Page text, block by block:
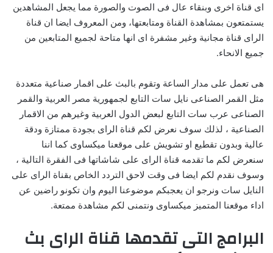
اى قناة اخرى وبنقاء عال فى الصوت والصورة مما يجعل المشاهدين
يستمتعون بمشاهدة القناة ومتابعتها، ومن المعروف ايضا ان قناة
الراى قناة مجانية وغير مشفرة اى انها متاحة لجميع المتابعين من
جميع الانحاء.
هى تعمل على مدار الساعة وتقوم بالبث على اقمار صناعية متعددة
مثل القمر الصناعى نايل سات التابع لجمهورية مصر العربية والقمر
الصناعى عرب سات التابع لبعض الدول العربية وغيرهم من الاقمار
الصناعية ، لذلك سوف نعرض لكم قناة الراى بجودة ممتازة ودقة
عالية وبدون تقطيع او تشويش على موقعنا ميكساوى كما اننا
سنعرض لكم ما تقدمه قناة الراى على شاشاتها فى الفقرة التالية ،
وسوف نقدم لكم ايضا فى وقت لاحق التردد الخاص بقناة الراى على
النايل سات ونرجو ان يعجبكم موضوعنا اليوم وان تكونو راضين عن
اداء موقعنا المتميز ميكساوى ونتمنى لكم مشاهدة ممتعة.
البرامج التى تقدمها قناة الراى بث